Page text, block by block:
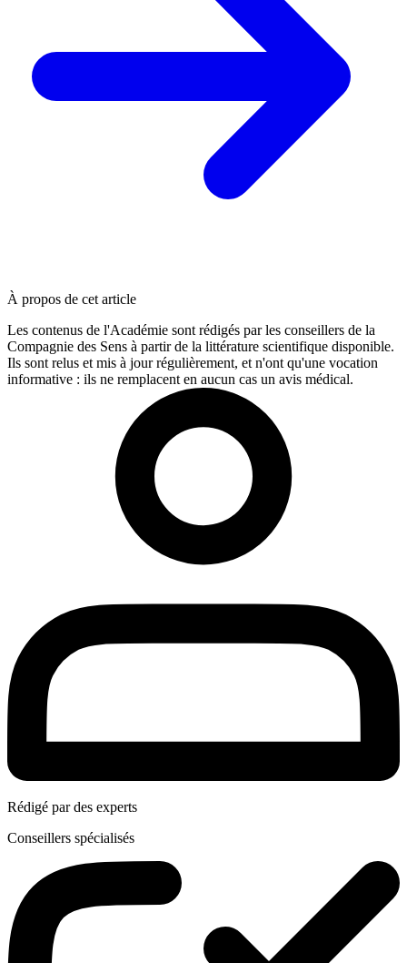
À propos de cet article
Les contenus de l'Académie sont rédigés par les conseillers de la
Compagnie des Sens à partir de la littérature scientifique disponible.
Ils sont relus et mis à jour régulièrement, et n'ont qu'une vocation
informative : ils ne remplacent en aucun cas un avis médical.
Rédigé par des experts
Conseillers spécialisés